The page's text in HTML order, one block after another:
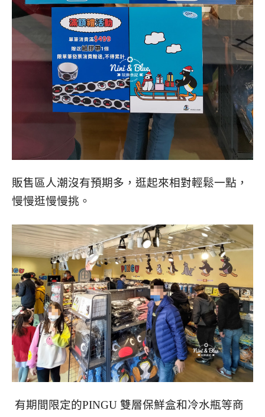
販售區人潮沒有預期多，逛起來相對輕鬆一點，
慢慢逛慢慢挑。
有期間限定的PINGU 雙層保鮮盒和冷水瓶等商